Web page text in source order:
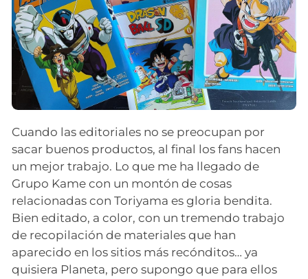
Cuando las editoriales no se preocupan por
sacar buenos productos, al final los fans hacen
un mejor trabajo. Lo que me ha llegado de
Grupo Kame con un montón de cosas
relacionadas con Toriyama es gloria bendita.
Bien editado, a color, con un tremendo trabajo
de recopilación de materiales que han
aparecido en los sitios más recónditos… ya
quisiera Planeta, pero supongo que para ellos